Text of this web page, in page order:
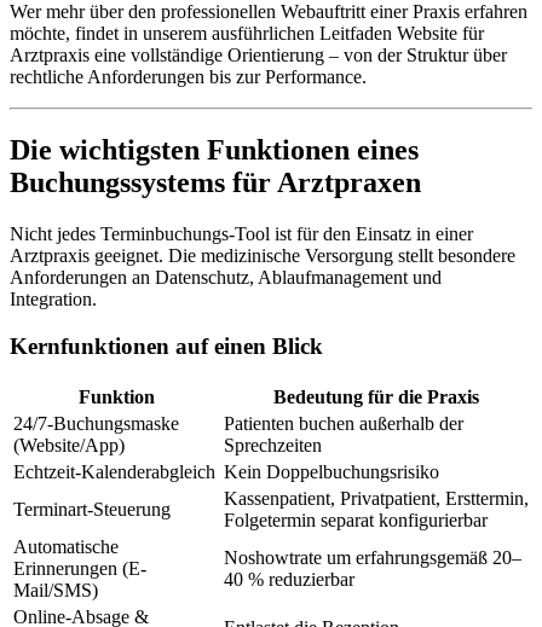
Wer mehr über den professionellen Webauftritt einer Praxis erfahren
möchte, findet in unserem ausführlichen Leitfaden Website für
Arztpraxis eine vollständige Orientierung – von der Struktur über
rechtliche Anforderungen bis zur Performance.
Die wichtigsten Funktionen eines
Buchungssystems für Arztpraxen
Nicht jedes Terminbuchungs-Tool ist für den Einsatz in einer
Arztpraxis geeignet. Die medizinische Versorgung stellt besondere
Anforderungen an Datenschutz, Ablaufmanagement und
Integration.
Kernfunktionen auf einen Blick
Funktion
Bedeutung für die Praxis
24/7-Buchungsmaske
(Website/App)
Patienten buchen außerhalb der
Sprechzeiten
Echtzeit-Kalenderabgleich Kein Doppelbuchungsrisiko
Terminart-Steuerung
Kassenpatient, Privatpatient, Ersttermin,
Folgetermin separat konfigurierbar
Automatische
Erinnerungen (E-
Mail/SMS)
Noshowtrate um erfahrungsgemäß 20–
40 % reduzierbar
Online-Absage &